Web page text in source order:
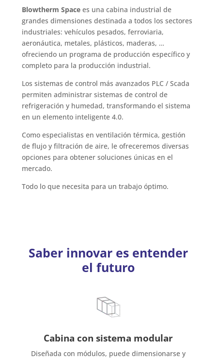
Blowtherm Spacees una cabina industrial de
grandes dimensiones destinada a todos los sectores
industriales: vehículos pesados, ferroviaria,
aeronáutica, metales, plásticos, maderas, …
ofreciendo un programa de producción específico y
completo para la producción industrial.
Los sistemas de control más avanzados PLC / Scada
permiten administrar sistemas de control de
refrigeración y humedad, transformando el sistema
en un elemento inteligente 4.0.
Como especialistas en ventilación térmica, gestión
de flujo y filtración de aire, le ofreceremos diversas
opciones para obtener soluciones únicas en el
mercado.
Todo lo que necesita para un trabajo óptimo.
Saber innovar es entender
el futuro
Cabina con sistema modular
Diseñada con módulos, puede dimensionarse y